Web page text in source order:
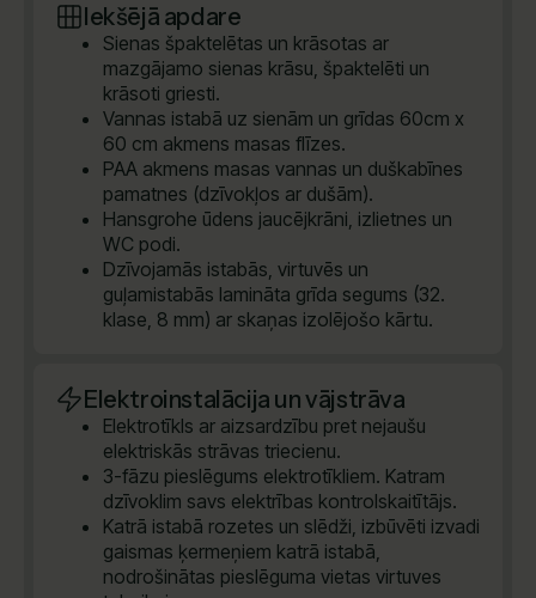
Iekšējā apdare
Sienas špaktelētas un krāsotas ar
mazgājamo sienas krāsu, špaktelēti un
krāsoti griesti.
Vannas istabā uz sienām un grīdas 60cm x
60 cm akmens masas flīzes.
PAA akmens masas vannas un duškabīnes
pamatnes (dzīvokļos ar dušām).
Hansgrohe ūdens jaucējkrāni, izlietnes un
WC podi.
Dzīvojamās istabās, virtuvēs un
guļamistabās lamināta grīda segums (32.
klase, 8 mm) ar skaņas izolējošo kārtu.
Elektroinstalācija un vājstrāva
Elektrotīkls ar aizsardzību pret nejaušu
elektriskās strāvas triecienu.
3-fāzu pieslēgums elektrotīkliem. Katram
dzīvoklim savs elektrības kontrolskaitītājs.
Katrā istabā rozetes un slēdži, izbūvēti izvadi
gaismas ķermeņiem katrā istabā,
nodrošinātas pieslēguma vietas virtuves